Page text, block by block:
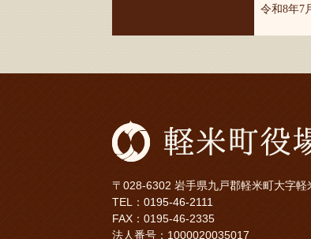
令和8年7
〒028-6302 岩手県九戸郡軽米町大字軽
TEL： 0195-46-2111
FAX：0195-46-2335
法人番号：1000020035017